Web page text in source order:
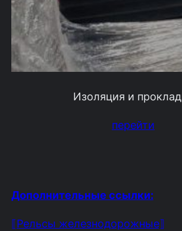
Изоляция и
перейти
Дополнительные ссылки:
⟦Рельсы железнодорожные⟧